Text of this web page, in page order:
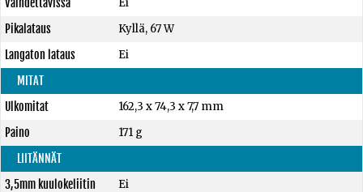
Vaihdettavissa
Ei
Pikalataus
Kyllä, 67 W
Langaton lataus
Ei
MITAT
Ulkomitat
162,3 x 74,3 x 7,7 mm
Paino
171 g
LIITÄNNÄT
3,5mm kuulokeliitin
Ei